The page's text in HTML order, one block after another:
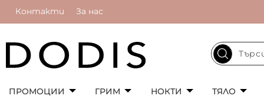
Контакти За нас
ПРОМОЦИИ ГРИМ НОКТИ ТЯЛО